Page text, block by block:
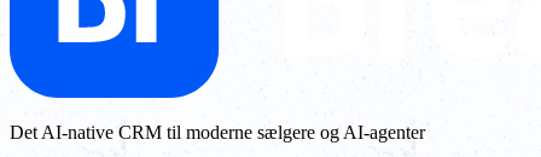
Det AI-native CRM til moderne sælgere og AI-agenter